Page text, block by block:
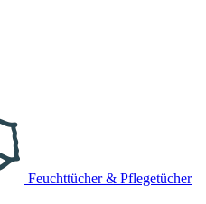
Feuchttücher & Pflegetücher